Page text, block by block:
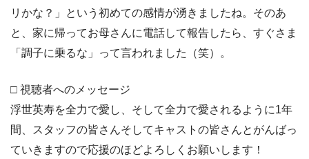
リかな？」という初めての感情が湧きましたね。そのあ
と、家に帰ってお母さんに電話して報告したら、すぐさま
「調子に乗るな」って言われました（笑）。
□ 視聴者へのメッセージ
浮世英寿を全力で愛し、そして全力で愛されるように1年
間、スタッフの皆さんそしてキャストの皆さんとがんばっ
ていきますので応援のほどよろしくお願いします！